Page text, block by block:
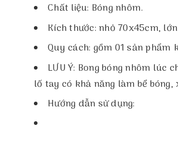
Chất liệu: Bóng nhôm.
Kích thước: nhỏ 70x45cm,
Quy cách: gồm 01 sản phẩm
LƯU Ý: Bong bóng nhôm lúc
lố tay có khả năng làm bể bóng,
Hướng dẫn sử dụng: